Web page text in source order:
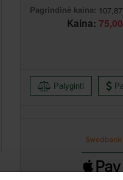
Pagrindinė kaina:
Kaina:
Palyginti